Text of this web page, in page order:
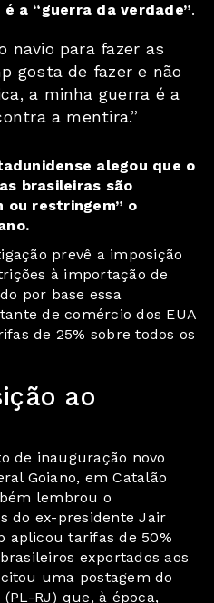
a “guerra da verdade”.
navio para fazer as
gosta de fazer e não
a minha guerra é a
a mentira.”
alegou que o
brasileiras são
ou restringem” o
prevê a imposição
à importação de
por base essa
de comércio dos EUA
de 25% sobre todos os
ao
de inauguração novo
Goiano, em Catalão
lembrou o
do ex-presidente Jair
aplicou tarifas de 50%
exportados aos
uma postagem do
RJ) que, à época,